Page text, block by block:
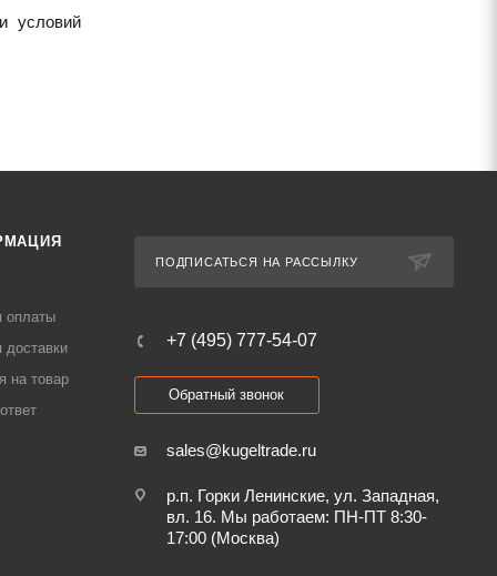
условий
оплаты
доставки
на товар
ПОДПИСАТЬСЯ НА РАССЫЛКУ
+7 (495) 777-54-07
Обратный звонок
sales@kugeltrade.ru
р.п. Горки Ленинские, ул. Западная,
вл. 16. Мы работаем: ПН-ПТ 8:30-
17:00 (Москва)